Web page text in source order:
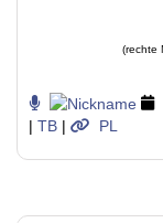
(rechte
| TB | PL